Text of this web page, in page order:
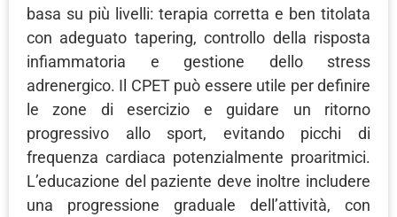
basa su più livelli: terapia corretta e ben titolata
con adeguato tapering, controllo della risposta
infiammatoria e gestione dello stress
adrenergico. Il CPET può essere utile per definire
le zone di esercizio e guidare un ritorno
progressivo allo sport, evitando picchi di
frequenza cardiaca potenzialmente proaritmici.
L’educazione del paziente deve inoltre includere
una progressione graduale dell’attività, con